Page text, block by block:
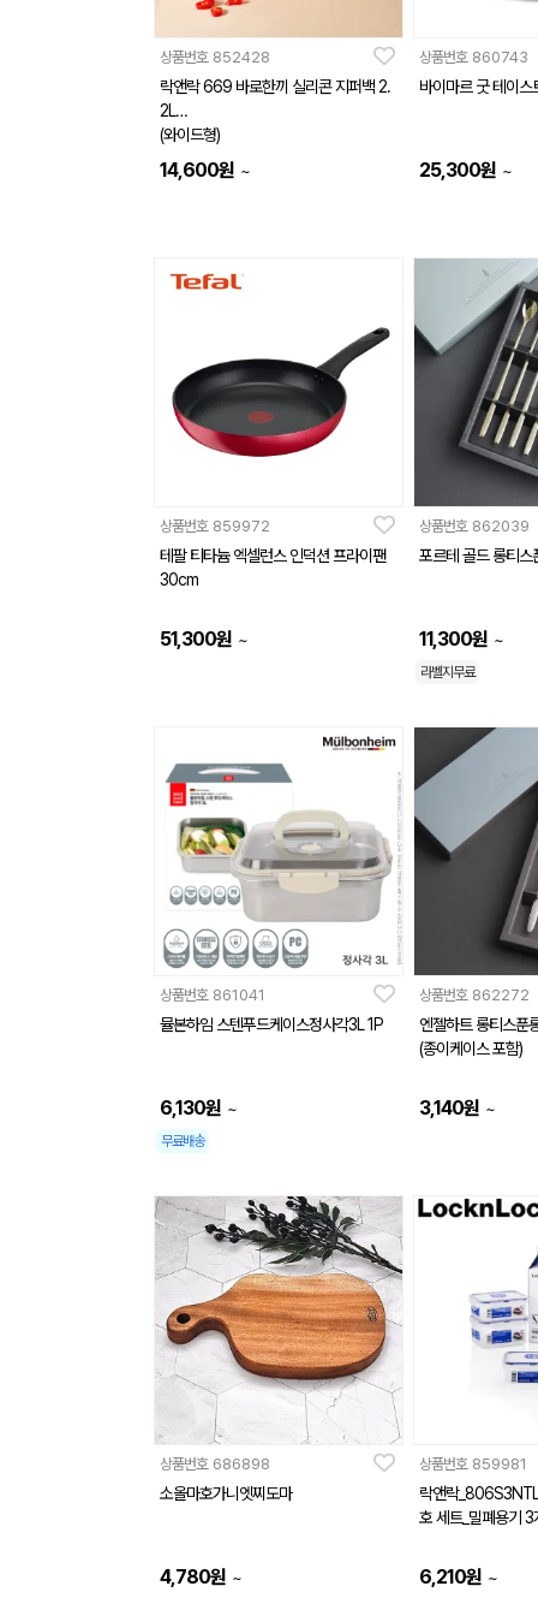
상품번호 852428
락앤락 669 바로한끼 실리콘 지퍼백 2.
2L
(와이드형)
14,600원 ~
상품번호 860743
바이마르 굿 테이스
25,300원 ~
상품번호 859972
테팔 티타늄 엑셀런스 인덕션 프라이팬
30cm
51,300원 ~
상품번호 862039
포르테 골드 롱티
11,300원 ~
라벨지무료
상품번호 861041
뮬본하임 스텐푸드케이스정사각3L 1P
6,130원 ~
무료배송
상품번호 862272
엔젤하트 롱티스푼
(종이케이스 포함)
3,140원 ~
상품번호 686898
소올마호가니엣찌도마
4,780원 ~
상품번호 859981
락앤락
호 세트_밀폐용기 3
6,210원 ~